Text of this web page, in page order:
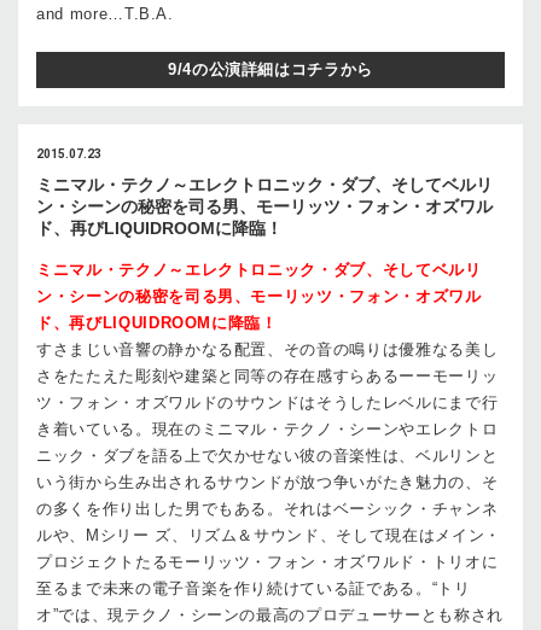
and more…T.B.A.
9/4の公演詳細はコチラから
2015.07.23
ミニマル・テクノ～エレクトロニック・ダブ、そしてベルリ
ン・シーンの秘密を司る男、モーリッツ・フォン・オズワル
ド、再びLIQUIDROOMに降臨！
ミニマル・テクノ～エレクトロニック・ダブ、そしてベルリ
ン・シーンの秘密を司る男、モーリッツ・フォン・オズワル
ド、再びLIQUIDROOMに降臨！
すさまじい音響の静かなる配置、その音の鳴りは優雅なる美し
さをたたえた彫刻や建築と同等の存在感すらあるーーモーリッ
ツ・フォン・オズワルドのサウンドはそうしたレベルにまで行
き着いている。現在のミニマル・テクノ・シーンやエレクトロ
ニック・ダブを語る上で欠かせない彼の音楽性は、ベルリンと
いう街から生み出されるサウンドが放つ争いがたき魅力の、そ
の多くを作り出した男でもある。それはベーシック・チャンネ
ルや、Mシリー ズ、リズム＆サウンド、そして現在はメイン・
プロジェクトたるモーリッツ・フォン・オズワルド・トリオに
至るまで未来の電子音楽を作り続けている証である。“トリ
オ”では、現テクノ・シーンの最高のプロデューサーとも称され